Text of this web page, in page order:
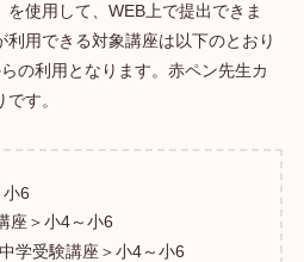
使用して、WEB上で提出できま
用できる対象講座は以下のとおり
の利用となります。赤ペン先生カ
す。
6
座＞小4～小6
学受験講座＞小4～小6